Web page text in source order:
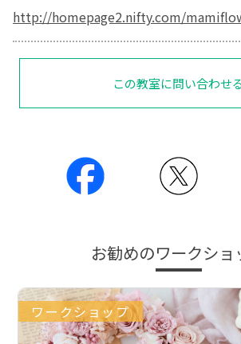
http://homepage2.nifty.com/
この教室に問い合わせ
お勧めのワークショ
ワークショップ